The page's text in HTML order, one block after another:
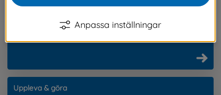
Uppleva & göra
Anpassa inställningar